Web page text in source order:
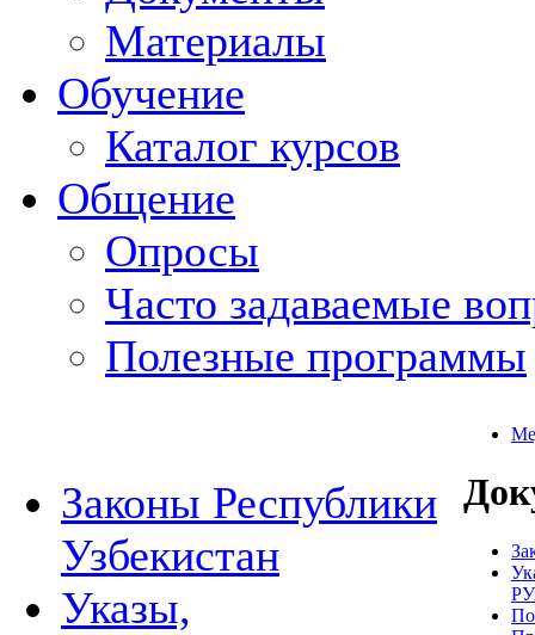
Материалы
Обучение
Каталог курсов
Общение
Опросы
Часто задаваемые
Полезные программы
Законы Республики
Узбекистан
Указы,